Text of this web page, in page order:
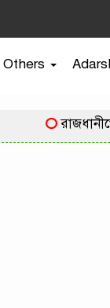
Others
রাজধানীতে